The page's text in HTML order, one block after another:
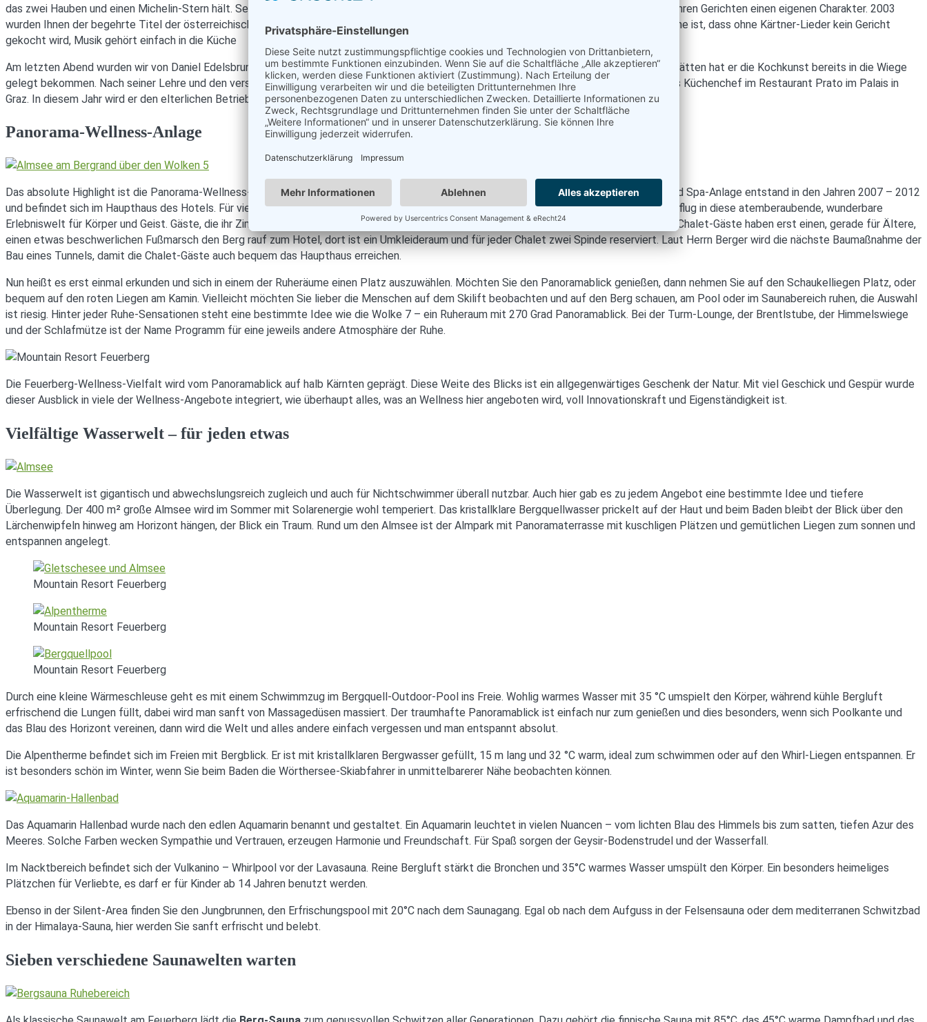
das zwei Hauben und einen Michelin-Stern hält. Seit mehr als 2 Jahrzehnten kochen Vater und Sohn im beschaulichen Lavanttal und geben ihren Gerichten einen eigenen Charakter. 2003
wurden Ihnen der begehrte Titel der österreichischen Kochszene „Köche des Jahres“ verliehen. Und das Besondere der beiden Kärtner Köche ist, dass ohne Kärtner-Lieder kein Gericht
gekocht wird, Musik gehört einfach in die Küche
Am letzten Abend wurden wir von Daniel Edelsbrunner kulinarisch verwöhnt. Durch den elterlichen Betrieb „Das Kupferdachl“ in Unterpremstätten hat er die Kochkunst bereits in die Wiege
gelegt bekommen. Nach seiner Lehre und den verschiedenen Einsätzen bei Spitzenköchen im In- und Ausland, erkochte er sich 2 Hauben als Küchenchef im Restaurant Prato im Palais in
Graz. In diesem Jahr wird er den elterlichen Betrieb übernehmen.
Panorama-Wellness-Anlage
Das absolute Highlight ist die Panorama-Wellness-Anlage, ankommen, staunen, wohlfühlen, einfach traumhaft. Die großzügige Wellness- und Spa-Anlage entstand in den Jahren 2007 – 2012
und befindet sich im Haupthaus des Hotels. Für viele Stammgäste ist genau dieser der Grund ihres Kommens. Machen Sie mit uns einen Ausflug in diese atemberaubende, wunderbare
Erlebniswelt für Körper und Geist. Gäste, die ihr Zimmer im Hotel haben, gehen bequem im bereit gelegten Bademantel einfach nach unten. Chalet-Gäste haben erst einen, gerade für Ältere,
einen etwas beschwerlichen Fußmarsch den Berg rauf zum Hotel, dort ist ein Umkleideraum und für jeder Chalet zwei Spinde reserviert. Laut Herrn Berger wird die nächste Baumaßnahme der
Bau eines Tunnels, damit die Chalet-Gäste auch bequem das Haupthaus erreichen.
Nun heißt es erst einmal erkunden und sich in einem der Ruheräume einen Platz auszuwählen. Möchten Sie den Panoramablick genießen, dann nehmen Sie auf den Schaukelliegen Platz, oder
bequem auf den roten Liegen am Kamin. Vielleicht möchten Sie lieber die Menschen auf dem Skilift beobachten und auf den Berg schauen, am Pool oder im Saunabereich ruhen, die Auswahl
ist riesig. Hinter jeder Ruhe-Sensationen steht eine bestimmte Idee wie die Wolke 7 – ein Ruheraum mit 270 Grad Panoramablick. Bei der Turm-Lounge, der Brentlstube, der Himmelswiege
und der Schlafmütze ist der Name Programm für eine jeweils andere Atmosphäre der Ruhe.
Die Feuerberg-Wellness-Vielfalt wird vom Panoramablick auf halb Kärnten geprägt. Diese Weite des Blicks ist ein allgegenwärtiges Geschenk der Natur. Mit viel Geschick und Gespür wurde
dieser Ausblick in viele der Wellness-Angebote integriert, wie überhaupt alles, was an Wellness hier angeboten wird, voll Innovationskraft und Eigenständigkeit ist.
Vielfältige Wasserwelt – für jeden etwas
Die Wasserwelt ist gigantisch und abwechslungsreich zugleich und auch für Nichtschwimmer überall nutzbar. Auch hier gab es zu jedem Angebot eine bestimmte Idee und tiefere
Überlegung. Der 400 m² große Almsee wird im Sommer mit Solarenergie wohl temperiert. Das kristallklare Bergquellwasser prickelt auf der Haut und beim Baden bleibt der Blick über den
Lärchenwipfeln hinweg am Horizont hängen, der Blick ein Traum. Rund um den Almsee ist der Almpark mit Panoramaterrasse mit kuschligen Plätzen und gemütlichen Liegen zum sonnen und
entspannen angelegt.
Mountain Resort Feuerberg
Mountain Resort Feuerberg
Mountain Resort Feuerberg
Durch eine kleine Wärmeschleuse geht es mit einem Schwimmzug im Bergquell-Outdoor-Pool ins Freie. Wohlig warmes Wasser mit 35 °C umspielt den Körper, während kühle Bergluft
erfrischend die Lungen füllt, dabei wird man sanft von Massagedüsen massiert. Der traumhafte Panoramablick ist einfach nur zum genießen und dies besonders, wenn sich Poolkante und
das Blau des Horizont vereinen, dann wird die Welt und alles andere einfach vergessen und man entspannt absolut.
Die Alpentherme befindet sich im Freien mit Bergblick. Er ist mit kristallklaren Bergwasser gefüllt, 15 m lang und 32 °C warm, ideal zum schwimmen oder auf den Whirl-Liegen entspannen. Er
ist besonders schön im Winter, wenn Sie beim Baden die Wörthersee-Skiabfahrer in unmittelbarerer Nähe beobachten können.
Das Aquamarin Hallenbad wurde nach den edlen Aquamarin benannt und gestaltet. Ein Aquamarin leuchtet in vielen Nuancen – vom lichten Blau des Himmels bis zum satten, tiefen Azur des
Meeres. Solche Farben wecken Sympathie und Vertrauen, erzeugen Harmonie und Freundschaft. Für Spaß sorgen der Geysir-Bodenstrudel und der Wasserfall.
Im Nacktbereich befindet sich der Vulkanino – Whirlpool vor der Lavasauna. Reine Bergluft stärkt die Bronchen und 35°C warmes Wasser umspült den Körper. Ein besonders heimeliges
Plätzchen für Verliebte, es darf er für Kinder ab 14 Jahren benutzt werden.
Ebenso in der Silent-Area finden Sie den Jungbrunnen, den Erfrischungspool mit 20°C nach dem Saunagang. Egal ob nach dem Aufguss in der Felsensauna oder dem mediterranen Schwitzbad
in der Himalaya-Sauna, hier werden Sie sanft erfrischt und belebt.
Sieben verschiedene Saunawelten warten